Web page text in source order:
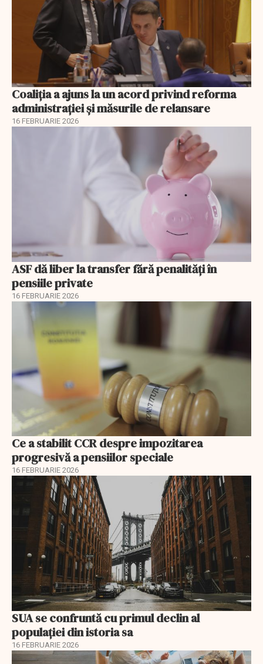
Coaliția a ajuns la un acord privind reforma
administrației și măsurile de relansare
16 FEBRUARIE 2026
ASF dă liber la transfer fără penalități în
pensiile private
16 FEBRUARIE 2026
Ce a stabilit CCR despre impozitarea
progresivă a pensiilor speciale
16 FEBRUARIE 2026
SUA se confruntă cu primul declin al
populației din istoria sa
16 FEBRUARIE 2026